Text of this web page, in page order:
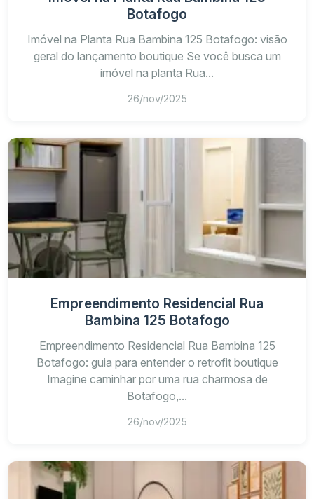
Rua São Clemente
Rua Marquês de Olinda
Rua Voluntários da Pátria
Botafogo
Imóvel na Planta Rua Bambina 125 Botafogo: visão
geral do lançamento boutique Se você busca um
imóvel na planta Rua...
26/nov/2025
Empreendimento Residencial Rua
Bambina 125 Botafogo
Empreendimento Residencial Rua Bambina 125
Botafogo: guia para entender o retrofit boutique
Imagine caminhar por uma rua charmosa de
Botafogo,...
26/nov/2025